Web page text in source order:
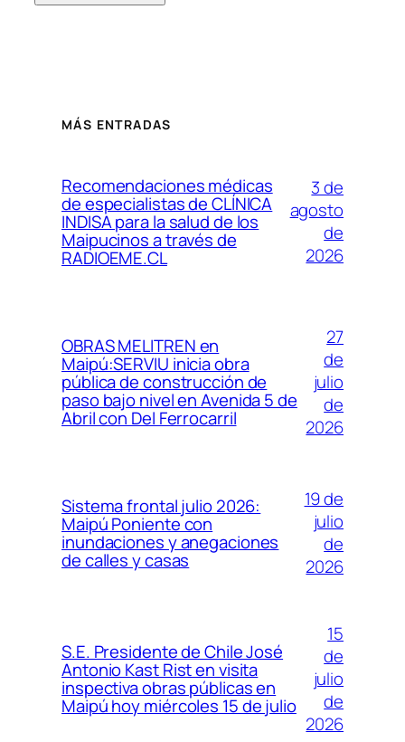
MÁS ENTRADAS
Recomendaciones médicas
de especialistas de CLÍNICA
INDISA para la salud de los
Maipucinos a través de
RADIOEME.CL
3 de
agosto
de
2026
OBRAS MELITREN en
Maipú:SERVIU inicia obra
pública de construcción de
paso bajo nivel en Avenida 5 de
Abril con Del Ferrocarril
27
de
julio
de
2026
Sistema frontal julio 2026:
Maipú Poniente con
inundaciones y anegaciones
de calles y casas
19 de
julio
de
2026
S.E. Presidente de Chile José
Antonio Kast Rist en visita
inspectiva obras públicas en
Maipú hoy miércoles 15 de julio
15
de
julio
de
2026